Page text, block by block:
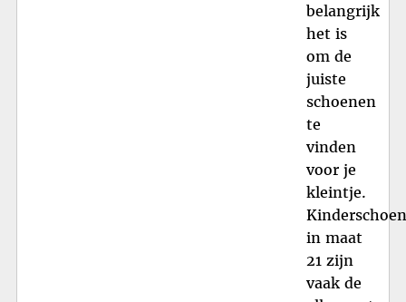
belangrijk
het is
om de
juiste
schoenen
te
vinden
voor je
kleintje.
in maat
21 zijn
vaak de